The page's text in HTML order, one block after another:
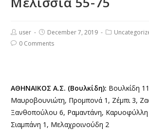
user December 7, 2019
0 Comments
ΑΘΗΝΑΙΚΟΣ Α.Σ. (Βουλκίδη): Βουλκίδη
Μαυροβουνιώτη, Προμπονά 1, Ζέμπι 3,
Ξανθοπούλου 6, Ραμαντάνη,
Σιαμπάνη 1, Μελαχροινούδη 2